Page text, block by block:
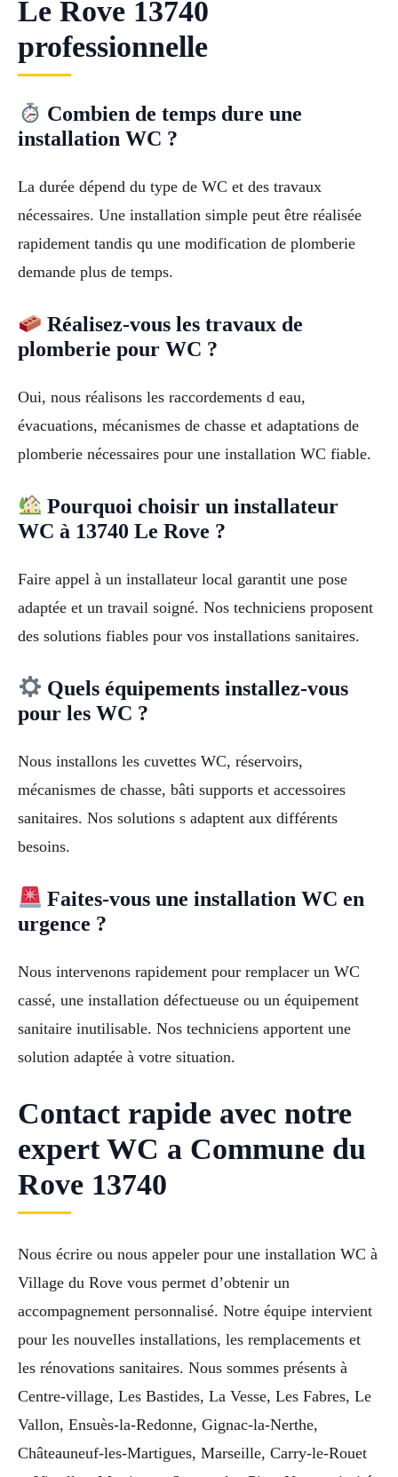
Le Rove 13740
professionnelle
Combien de temps dure une
installation WC ?
La durée dépend du type de WC et des travaux
nécessaires. Une installation simple peut être réalisée
rapidement tandis qu une modification de plomberie
demande plus de temps.
Réalisez-vous les travaux de
plomberie pour WC ?
Oui, nous réalisons les raccordements d eau,
évacuations, mécanismes de chasse et adaptations de
plomberie nécessaires pour une installation WC fiable.
Pourquoi choisir un installateur
WC à 13740 Le Rove ?
Faire appel à un installateur local garantit une pose
adaptée et un travail soigné. Nos techniciens proposent
des solutions fiables pour vos installations sanitaires.
Quels équipements installez-vous
pour les WC ?
Nous installons les cuvettes WC, réservoirs,
mécanismes de chasse, bâti supports et accessoires
sanitaires. Nos solutions s adaptent aux différents
besoins.
Faites-vous une installation WC en
urgence ?
Nous intervenons rapidement pour remplacer un WC
cassé, une installation défectueuse ou un équipement
sanitaire inutilisable. Nos techniciens apportent une
solution adaptée à votre situation.
Contact rapide avec notre
expert WC a Commune du
Rove 13740
Nous écrire ou nous appeler pour une installation WC à
Village du Rove vous permet d’obtenir un
accompagnement personnalisé. Notre équipe intervient
pour les nouvelles installations, les remplacements et
les rénovations sanitaires. Nous sommes présents à
Centre-village, Les Bastides, La Vesse, Les Fabres, Le
Vallon, Ensuès-la-Redonne, Gignac-la-Nerthe,
Châteauneuf-les-Martigues, Marseille, Carry-le-Rouet